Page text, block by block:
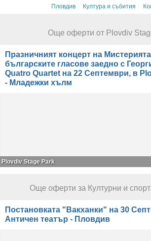
Пловдив · Култура и събития ·
Още оферти от Plovdiv
Празничният концерт на
българските гласове заедно с
Quatro Quartet на 22 Септември, в
- Младежки хълм
Plovdiv Stage Park
Още оферти за Културни и
Постановката "Вакханки" на 30
Античен театър - Пловдив